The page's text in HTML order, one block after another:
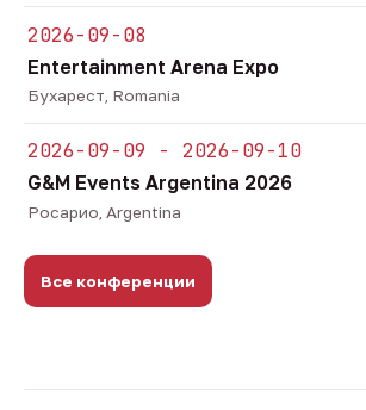
2026-09-08
Entertainment Arena Expo
Бухарест, Romania
2026-09-09 - 2026-09-10
G&M Events Argentina 2026
Росарио, Argentina
Все конференции